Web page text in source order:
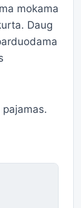
mokama
Daug